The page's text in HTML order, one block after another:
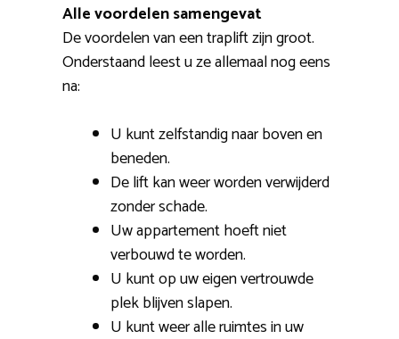
Alle voordelen samengevat
De voordelen van een traplift zijn groot.
Onderstaand leest u ze allemaal nog eens
na:
U kunt zelfstandig naar boven en
beneden.
De lift kan weer worden verwijderd
zonder schade.
Uw appartement hoeft niet
verbouwd te worden.
U kunt op uw eigen vertrouwde
plek blijven slapen.
U kunt weer alle ruimtes in uw